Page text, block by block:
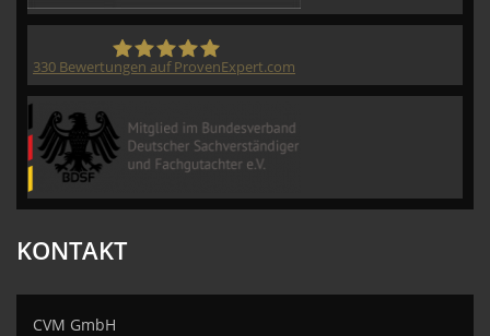
330 Bewertungen auf ProvenExpert.com
KONTAKT
CVM GmbH